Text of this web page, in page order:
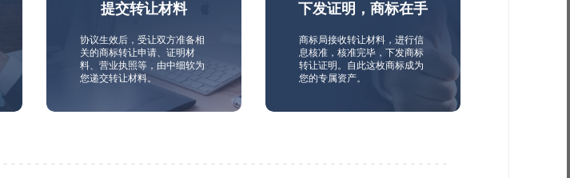
提交转让材料
协议生效后，受让双方准备相
关的商标转让申请、证明材
料、营业执照等，由中细软为
您递交转让材料。
下发证明，商标在手
商标局接收转让材料，进行信
息核准，核准完毕，下发商标
转让证明。自此这枚商标成为
您的专属资产。